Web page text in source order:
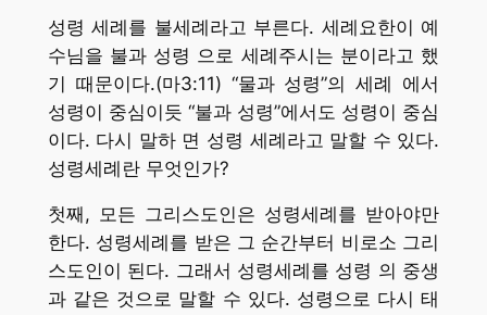
성령 세례를 불세례라고 부른다. 세례요한이 예
수님을 불과 성령 으로 세례주시는 분이라고 했
기 때문이다.(마3:11) “물과 성령”의 세례 에서
성령이 중심이듯 “불과 성령”에서도 성령이 중심
이다. 다시 말하 면 성령 세례라고 말할 수 있다.
성령세례란 무엇인가?
첫째, 모든 그리스도인은 성령세례를 받아야만
한다. 성령세례를 받은 그 순간부터 비로소 그리
스도인이 된다. 그래서 성령세례를 성령 의 중생
과 같은 것으로 말할 수 있다. 성령으로 다시 태